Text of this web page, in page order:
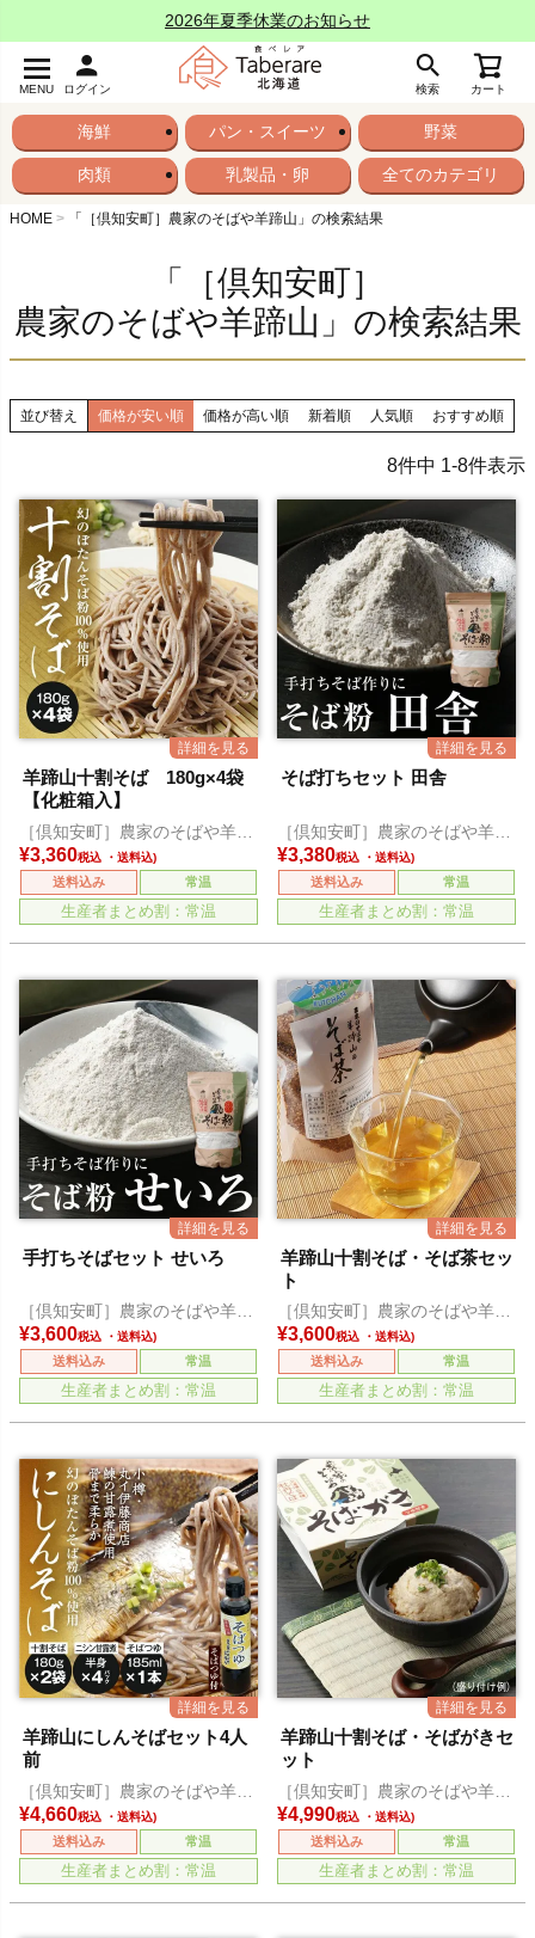
2026年夏季休業のお知らせ
MENU ログイン 検索 カート
海鮮 パン・スイーツ 野菜
肉類 乳製品・卵 全てのカテゴリ
HOME 「［倶知安町］農家のそばや羊蹄山」の検索結果
「［倶知安町］
農家のそばや羊蹄山」の検索結果
並び替え 価格が安い順 価格が高い順 新着順 人気順 おすすめ順
8件中 1-8件表示
羊蹄山十割そば 180g×4袋
【化粧箱入】
［倶知安町］農家のそばや羊蹄
山
¥3,360税込
送料込み 常温
生産者まとめ割：常温
そば打ちセット 田舎
［倶知安町］農家のそばや羊蹄
山
¥3,380税込
送料込み 常温
生産者まとめ割：常温
手打ちそばセット せいろ
［倶知安町］農家のそばや羊蹄
山
¥3,600税込
送料込み 常温
生産者まとめ割：常温
羊蹄山十割そば・そば茶セッ
ト
［倶知安町］農家のそばや羊蹄
山
¥3,600税込
送料込み 常温
生産者まとめ割：常温
羊蹄山にしんそばセット4人
前
［倶知安町］農家のそばや羊蹄
山
¥4,660税込
送料込み 常温
生産者まとめ割：常温
羊蹄山十割そば・そばがきセ
ット
［倶知安町］農家のそばや羊蹄
山
¥4,990税込
送料込み 常温
生産者まとめ割：常温